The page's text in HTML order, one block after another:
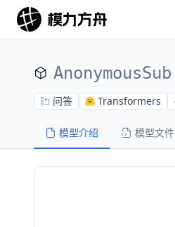
AnonymousSub
问答 Transformers
模型介绍 模型文件